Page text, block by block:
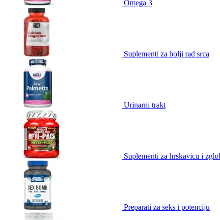
Omega 3
Suplementi za bolji rad srca
Urinarni trakt
Suplementi za hrskavicu i
Preparati za seks i potenciju